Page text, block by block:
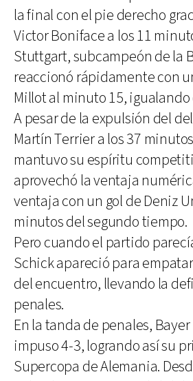
la final con el pie derecho
Victor Boniface a los 11
Stuttgart, subcampeón de la
reaccionó rápidamente con
Millot al minuto 15, igualando
A pesar de la expulsión del
Martín Terrier a los 37
mantuvo su espíritu
aprovechó la ventaja
ventaja con un gol de Deniz
minutos del segundo tiempo.
Pero cuando el partido
Schick apareció para
del encuentro, llevando la
penales.
En la tanda de penales,
impuso 4-3, logrando así su
Supercopa de Alemania.